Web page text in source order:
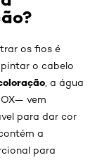
os fios é
o cabelo
, a água
vem
para dar cor
a
para